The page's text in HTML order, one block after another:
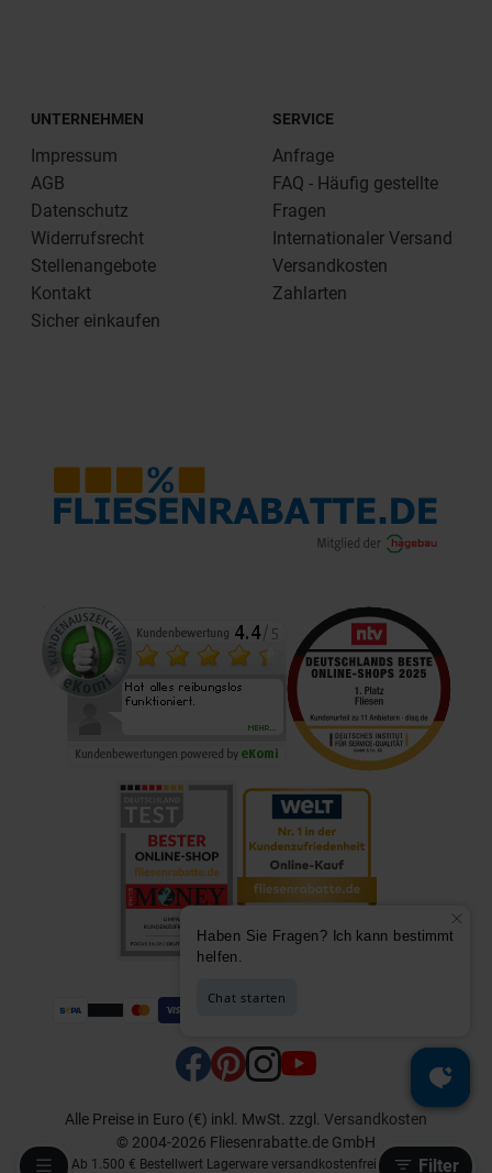
Filter
UNTERNEHMEN
Impressum
AGB
Datenschutz
Widerrufsrecht
Stellenangebote
Kontakt
Sicher einkaufen
SERVICE
Anfrage
FAQ - Häufig gestellte
Fragen
Internationaler Versand
Versandkosten
Zahlarten
Alle Preise in Euro (€) inkl. MwSt. zzgl. Versandkosten
© 2004-2026 Fliesenrabatte.de GmbH
1) Ab 1.500 € Bestellwert Lagerware versandkostenfrei innerhalb